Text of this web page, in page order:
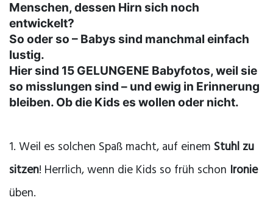
Menschen, dessen Hirn sich noch
entwickelt?
So oder so – Babys sind manchmal einfach
lustig.
Hier sind 15 GELUNGENE Babyfotos, weil sie
so misslungen sind – und ewig in Erinnerung
bleiben. Ob die Kids es wollen oder nicht.
1. Weil es solchen Spaß macht, auf einem Stuhl zu
sitzen! Herrlich, wenn die Kids so früh schon Ironie
üben.